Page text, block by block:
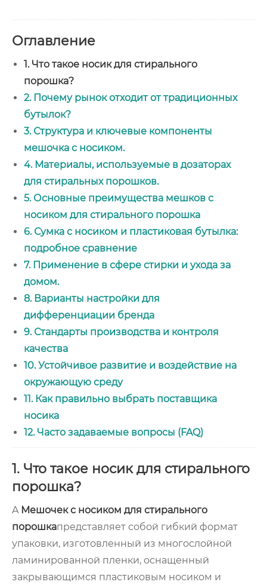
Оглавление
1. Что такое носик для стирального
порошка?
2. Почему рынок отходит от традиционных
бутылок?
3. Структура и ключевые компоненты
мешочка с носиком.
4. Материалы, используемые в дозаторах
для стиральных порошков.
5. Основные преимущества мешков с
носиком для стирального порошка
6. Сумка с носиком и пластиковая бутылка:
подробное сравнение
7. Применение в сфере стирки и ухода за
домом.
8. Варианты настройки для
дифференциации бренда
9. Стандарты производства и контроля
качества
10. Устойчивое развитие и воздействие на
окружающую среду
11. Как правильно выбрать поставщика
носика
12. Часто задаваемые вопросы (FAQ)
1. Что такое носик для стирального
порошка?
A Мешочек с носиком для стирального
порошкапредставляет собой гибкий формат
упаковки, изготовленный из многослойной
ламинированной пленки, оснащенный
закрывающимся пластиковым носиком и